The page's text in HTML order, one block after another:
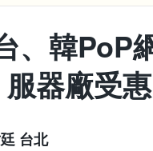
、韓PoP
服器廠受惠
台北